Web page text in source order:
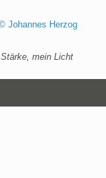
mein Licht